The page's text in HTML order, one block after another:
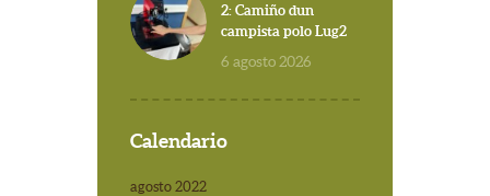
2: Camiño dun
campista polo Lug2
6 agosto 2026
Calendario
agosto 2022